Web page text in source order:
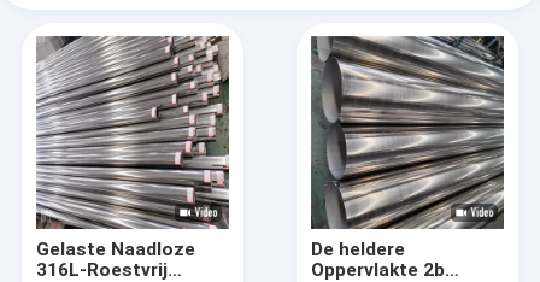
Gelaste Naadloze
316L-Roestvrij
De heldere
Oppervlakte 2b